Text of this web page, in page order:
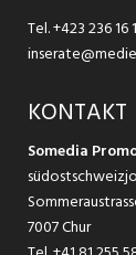
Tel.+423 236 16
KONTAKT
Somedia
7007 Chur